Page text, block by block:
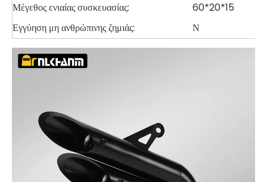
Μέγεθος ενιαίας συσκευασίας:
60*20*15
Εγγύηση μη ανθρώπινης ζημιάς:
Ν